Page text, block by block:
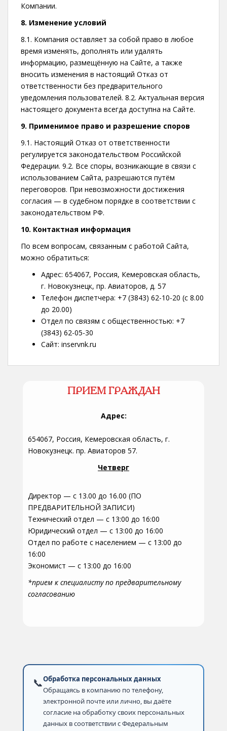
Компании.
8. Изменение условий
8.1. Компания оставляет за собой право в любое
время изменять, дополнять или удалять
информацию, размещённую на Сайте, а также
вносить изменения в настоящий Отказ от
ответственности без предварительного
уведомления пользователей. 8.2. Актуальная версия
настоящего документа всегда доступна на Сайте.
9. Применимое право и разрешение споров
9.1. Настоящий Отказ от ответственности
регулируется законодательством Российской
Федерации. 9.2. Все споры, возникающие в связи с
использованием Сайта, разрешаются путём
переговоров. При невозможности достижения
согласия — в судебном порядке в соответствии с
законодательством РФ.
10. Контактная информация
По всем вопросам, связанным с работой Сайта,
можно обратиться:
Адрес: 654067, Россия, Кемеровская область,
г. Новокузнецк, пр. Авиаторов, д. 57
Телефон диспетчера: +7 (3843) 62-10-20 (с 8.00
до 20.00)
Отдел по связям с общественностью: +7
(3843) 62-05-30
Сайт: inservnk.ru
ПРИЕМ ГРАЖДАН
Адрес:
654067, Россия, Кемеровская область, г.
Новокузнецк. пр. Авиаторов 57.
Четверг
Директор — с 13.00 до 16.00 (ПО
ПРЕДВАРИТЕЛЬНОЙ ЗАПИСИ)
Технический отдел — с 13:00 до 16:00
Юридический отдел — с 13:00 до 16:00
Отдел по работе с населением — с 13:00 до
16:00
Экономист — с 13:00 до 16:00
*прием к специалисту по предварительному
согласованию
📞Обработка персональных данных
Обращаясь в компанию по телефону,
электронной почте или лично, вы даёте
согласие на обработку своих персональных
данных в соответствии с Федеральным